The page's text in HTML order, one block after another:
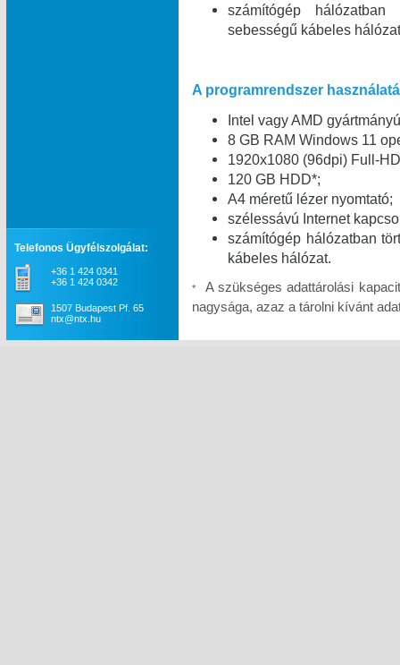
számítógép
sebességű kábeles
A programrendszer
Intel vagy AMD
8 GB RAM Windows 11
1920x1080 (96dpi) Full-
120 GB HDD*;
A4 méretű lézer nyomtató;
szélessávú Internet
számítógép hálózatban
kábeles hálózat.
*
A szükséges adattárolási
nagysága, azaz a tárolni kívánt
Telefonos Ügyfélszolgálat:
+36 1 424 0341
+36 1 424 0342
1507 Budapest Pf. 65
ntx@ntx.hu